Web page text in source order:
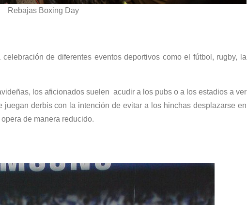
Rebajas Boxing Day
de diferentes eventos deportivos como el fútbol, rugby, la
los aficionados suelen acudir a los pubs o a los estadios a ver
derbis con la intención de evitar a los hinchas desplazarse en
de manera reducido.